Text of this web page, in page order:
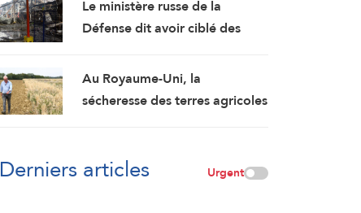
Le ministère russe de la
Défense dit avoir ciblé des
dépôts de carburant à Kiev et
Odessa
Au Royaume-Uni, la
sécheresse des terres agricoles
Derniers articles Urgent